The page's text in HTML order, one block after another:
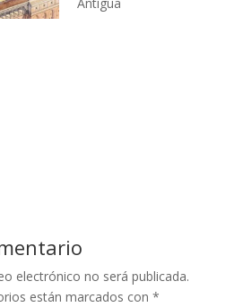
electrónico no será publicada.
están marcados con *